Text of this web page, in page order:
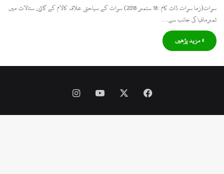
سوات(زما سوات ڈاٹ کام :18 ستمبر 2018) سوات کے سیاحتی علاقہ کالام کے گاؤں ستالاٹ میں
ٹمبرمافیا کی جانب سے…
» مزید پڑھیں
Facebook
YouTube